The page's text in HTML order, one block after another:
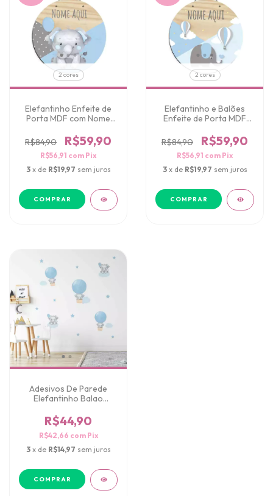
2 cores
Elefantinho Enfeite de
Porta MDF com Nome
R$84,90
R$59,90
R$56,91 com Pix
3 x de R$19,97 sem juros
COMPRAR
2 cores
Elefantinho e Balões
Enfeite de Porta MDF
Personalizado
R$84,90 R$59,90
R$56,91 com Pix
3 x de R$19,97 sem juros
COMPRAR
Adesivos De Parede
Elefantinho Balao
R$44,90
R$42,66 com Pix
3 x de R$14,97 sem juros